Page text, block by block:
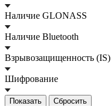
Наличие GLONASS
Наличие Bluetooth
Взрывозащищенность (IS)
Шифрование
Сбросить